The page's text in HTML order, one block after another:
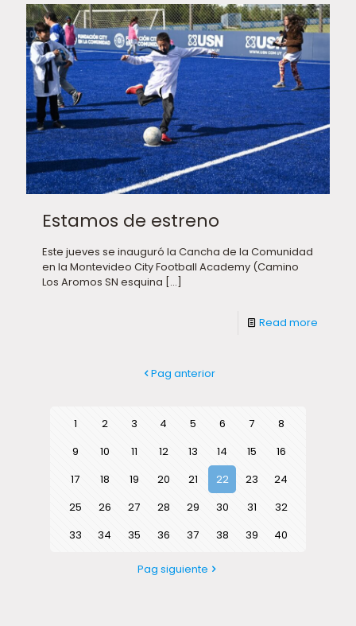
Estamos de estreno
Este jueves se inauguró la Cancha de la Comunidad
en la Montevideo City Football Academy (Camino
Los Aromos SN esquina […]
Read more
Pag anterior
1 2 3 4 5 6 7
8
9
10 11 12 13 14 15
16
17
18 19 20 21 22 23
24
25
26 27 28 29 30 31
32
33
34 35 36 37 38 39 40
Pag siguiente